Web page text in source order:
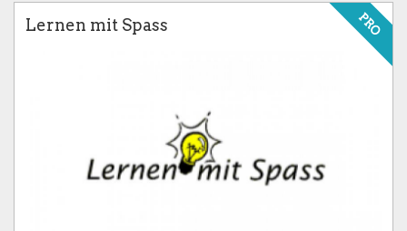
PRO
Lernen mit Spass